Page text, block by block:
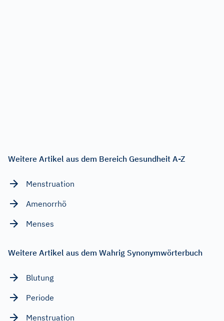
Weitere Artikel aus dem Bereich Gesundheit A-Z
Menstruation
Amenorrhö
Menses
Weitere Artikel aus dem Wahrig Synonymwörterbuch
Blutung
Periode
Menstruation